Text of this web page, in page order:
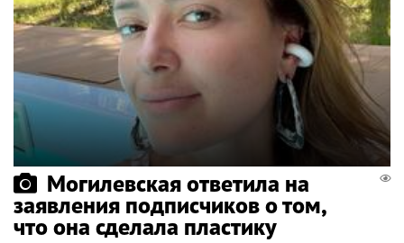
Могилевская ответила на
заявления подписчиков о том,
что она сделала пластику